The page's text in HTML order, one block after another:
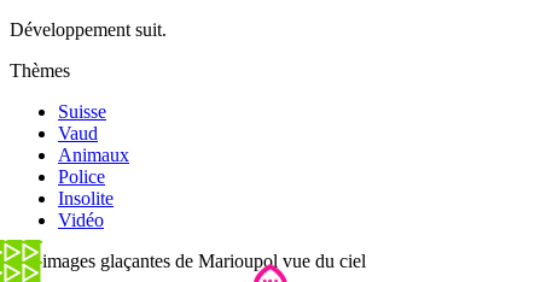
Développement suit.
Thèmes
Suisse
Vaud
Animaux
Police
Insolite
Vidéo
Les images glaçantes de Marioupol vue du ciel